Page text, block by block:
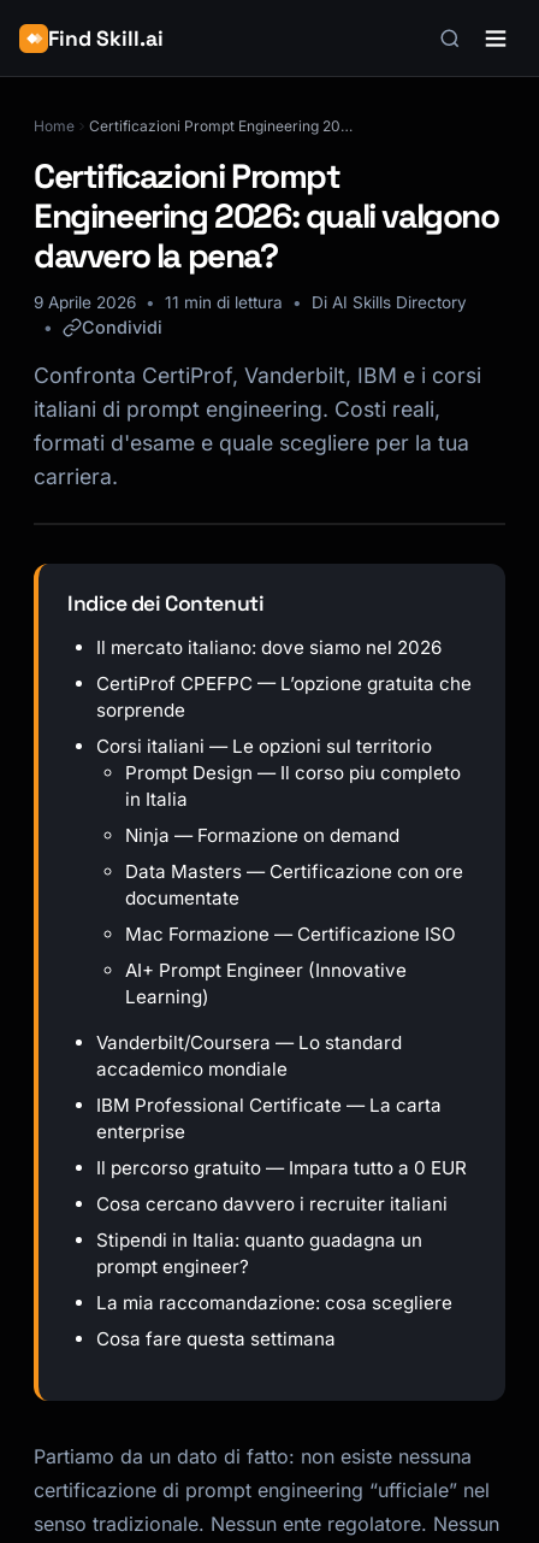
Find Skill.ai
Home Certificazioni Prompt Engineering 2026: quali valgono davvero la pena?
Certificazioni Prompt
Engineering 2026: quali valgono
davvero la pena?
9 Aprile 2026 11 min di lettura Di AI Skills Directory
Condividi
Confronta CertiProf, Vanderbilt, IBM e i corsi
italiani di prompt engineering. Costi reali,
formati d'esame e quale scegliere per la tua
carriera.
Indice dei Contenuti
Il mercato italiano: dove siamo nel 2026
CertiProf CPEFPC — L’opzione gratuita che
sorprende
Corsi italiani — Le opzioni sul territorio
Prompt Design — Il corso piu completo
in Italia
Ninja — Formazione on demand
Data Masters — Certificazione con ore
documentate
Mac Formazione — Certificazione ISO
AI+ Prompt Engineer (Innovative
Learning)
Vanderbilt/Coursera — Lo standard
accademico mondiale
IBM Professional Certificate — La carta
enterprise
Il percorso gratuito — Impara tutto a 0 EUR
Cosa cercano davvero i recruiter italiani
Stipendi in Italia: quanto guadagna un
prompt engineer?
La mia raccomandazione: cosa scegliere
Cosa fare questa settimana
Partiamo da un dato di fatto: non esiste nessuna
certificazione di prompt engineering “ufficiale” nel
senso tradizionale. Nessun ente regolatore. Nessun